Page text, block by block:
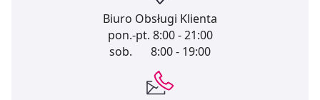
Biuro Obsługi Klienta
pon.-pt. 8:00 - 21:00
sob.
8:00 - 19:00